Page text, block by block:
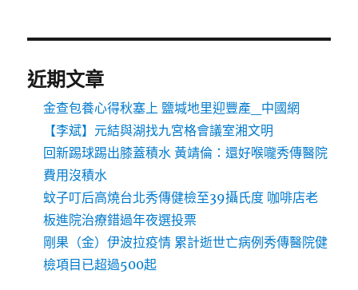
近期文章
金查包養心得秋塞上 鹽堿地里迎豐產_中國網
【李斌】元結與湖找九宮格會議室湘文明
回新踢球踢出膝蓋積水 黃靖倫：還好喉嚨秀傳醫院
費用沒積水
蚊子叮后高燒台北秀傳健檢至39攝氏度 咖啡店老
板進院治療錯過年夜選投票
剛果（金）伊波拉疫情 累計逝世亡病例秀傳醫院健
檢項目已超過500起